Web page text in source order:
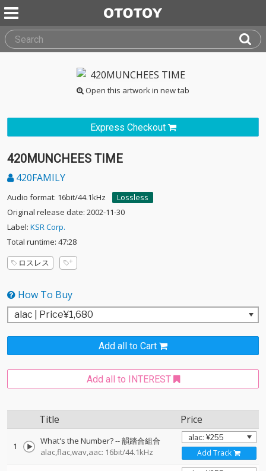
Open this artwork in new tab
Express Checkout
420MUNCHEES TIME
420FAMILY
Audio format: 16bit/44.1kHz
Lossless
Original release date: 2002-11-30
Label: KSR Corp.
Total runtime: 47:28
ロスレス
How To Buy
Add all to Cart
Add all to INTEREST
Title Price
1 What's the Number?--韻踏合組合
alac,flac,wav,aac: 16bit/44.1kHz
Add Track